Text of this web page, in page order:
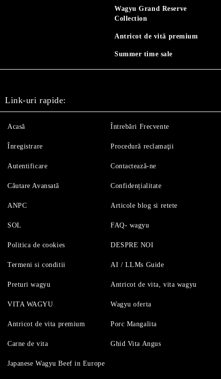
Wagyu Grand Reserve
Collection
Antricot de vită premium
Summer time sale
Link-uri rapide:
Acasă
Înregistrare
Autentificare
Căutare Avansată
Întrebări Frecvente
Procedură reclamaţii
Contactează-ne
Confidențialitate
ANPC
SOL
Politica de cookies
Termeni si conditii
Articole blog si retete
FAQ- wagyu
DESPRE NOI
AI / LLMs Guide
Preturi wagyu
VITA WAGYU
Antricot de vita premium
Carne de vita
Antricot de vita, vita wagyu
Wagyu oferta
Porc Mangalita
Ghid Vita Angus
Japanese Wagyu Beef in Europe